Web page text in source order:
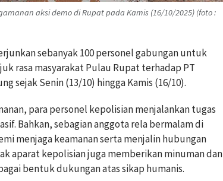
aksi demo di Rupat pada Kamis (16/10/2025) (foto :
sebanyak 100 personel gabungan untuk
rasa masyarakat Pulau Rupat terhadap PT
sejak Senin (13/10) hingga Kamis (16/10).
para personel kepolisian menjalankan tugas
Bahkan, sebagian anggota rela bermalam di
menjaga keamanan serta menjalin hubungan
aparat kepolisian juga memberikan minuman dan
bentuk dukungan atas sikap humanis.